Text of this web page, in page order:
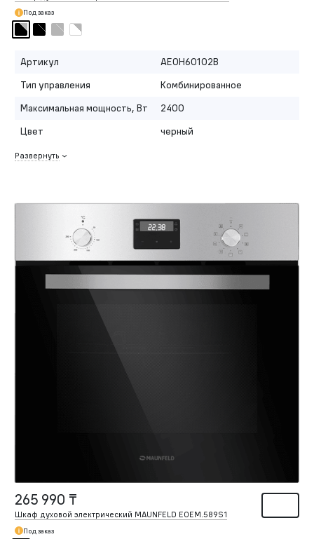
Под заказ
Артикул
AEOH60102B
Тип управления
Комбинированное
Максимальная мощность, Вт
2400
Цвет
черный
Развернуть
265 990 ₸
Шкаф духовой электрический MAUNFELD EOEM.589S1
Под заказ